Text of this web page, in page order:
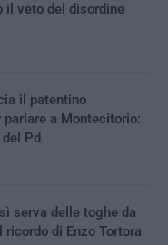
il veto del disordine
il patentino
a Montecitorio:
Pd
serva delle toghe da
ricordo di Enzo Tortora